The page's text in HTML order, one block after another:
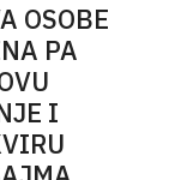
OSOBE
PA
I